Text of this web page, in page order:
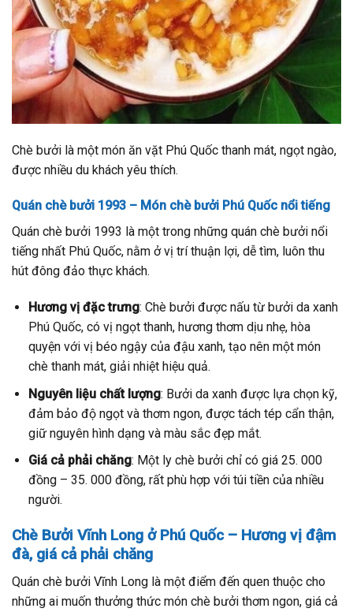
Chè bưởi là một món ăn vặt Phú Quốc thanh mát, ngọt ngào,
được nhiều du khách yêu thích.
Quán chè bưởi 1993 – Món chè bưởi Phú Quốc nổi tiếng
Quán chè bưởi 1993 là một trong những quán chè bưởi nổi
tiếng nhất Phú Quốc, nằm ở vị trí thuận lợi, dễ tìm, luôn thu
hút đông đảo thực khách.
Hương vị đặc trưng: Chè bưởi được nấu từ bưởi da xanh
Phú Quốc, có vị ngọt thanh, hương thơm dịu nhẹ, hòa
quyện với vị béo ngậy của đậu xanh, tạo nên một món
chè thanh mát, giải nhiệt hiệu quả.
Nguyên liệu chất lượng: Bưởi da xanh được lựa chọn kỹ,
đảm bảo độ ngọt và thơm ngon, được tách tép cẩn thận,
giữ nguyên hình dạng và màu sắc đẹp mắt.
Giá cả phải chăng: Một ly chè bưởi chỉ có giá 25. 000
đồng – 35. 000 đồng, rất phù hợp với túi tiền của nhiều
người.
Chè Bưởi Vĩnh Long ở Phú Quốc – Hương vị đậm
đà, giá cả phải chăng
Quán chè bưởi Vĩnh Long là một điểm đến quen thuộc cho
những ai muốn thưởng thức món chè bưởi thơm ngon, giá cả